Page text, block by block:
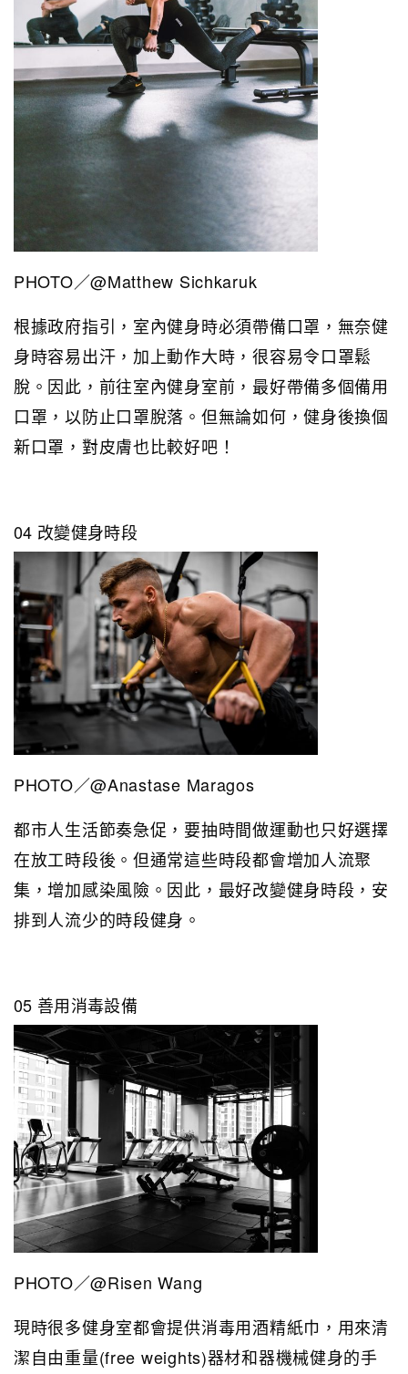
PHOTO／@Matthew Sichkaruk
根據政府指引，室內健身時必須帶備口罩，無奈健
身時容易出汗，加上動作大時，很容易令口罩鬆
脫。因此，前往室內健身室前，最好帶備多個備用
口罩，以防止口罩脫落。但無論如何，健身後換個
新口罩，對皮膚也比較好吧！
04 改變健身時段
PHOTO／@Anastase Maragos
都市人生活節奏急促，要抽時間做運動也只好選擇
在放工時段後。但通常這些時段都會增加人流聚
集，增加感染風險。因此，最好改變健身時段，安
排到人流少的時段健身。
05 善用消毒設備
PHOTO／@Risen Wang
現時很多健身室都會提供消毒用酒精紙巾，用來清
潔自由重量(free weights)器材和器機械健身的手